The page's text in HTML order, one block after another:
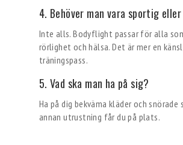
4. Behöver man vara sportig
Inte alls. Bodyflight passar för alla
rörlighet och hälsa. Det är mer en
träningspass.
5. Vad ska man ha på sig?
Ha på dig bekväma kläder och snörade
annan utrustning får du på plats.